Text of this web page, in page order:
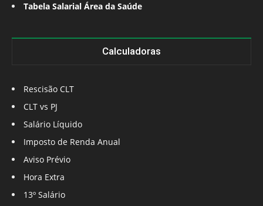
Tabela Salarial Área da Saúde
Calculadoras
Rescisão CLT
CLT vs PJ
Salário Líquido
Imposto de Renda Anual
Aviso Prévio
Hora Extra
13º Salário